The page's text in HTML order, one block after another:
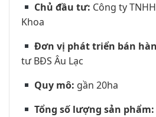
Chủ đầu tư: Công ty
Khoa
Đơn vị phát triển bán hà
tư BĐS Âu Lạc
Quy mô: gần 20ha
Tổng số lượng sản phẩm: